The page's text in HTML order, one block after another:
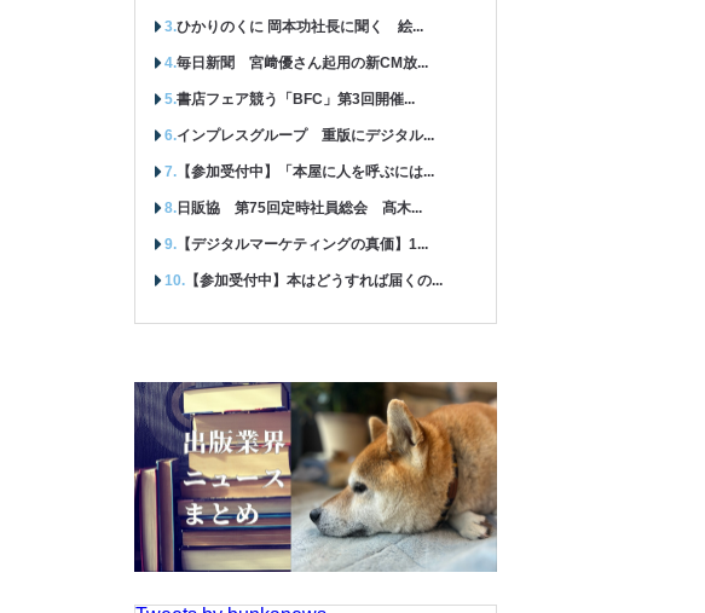
ひかりのくに 岡本功社長に聞く 絵...
毎日新聞 宮﨑優さん起用の新CM放...
書店フェア競う「BFC」第3回開催...
インプレスグループ 重版にデジタル...
【参加受付中】「本屋に人を呼ぶには...
日販協 第75回定時社員総会 髙木...
【デジタルマーケティングの真価】1...
【参加受付中】本はどうすれば届くの...